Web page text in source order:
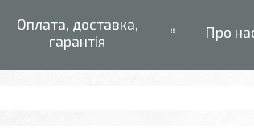
Оплата, доставка,
гарантія
Про